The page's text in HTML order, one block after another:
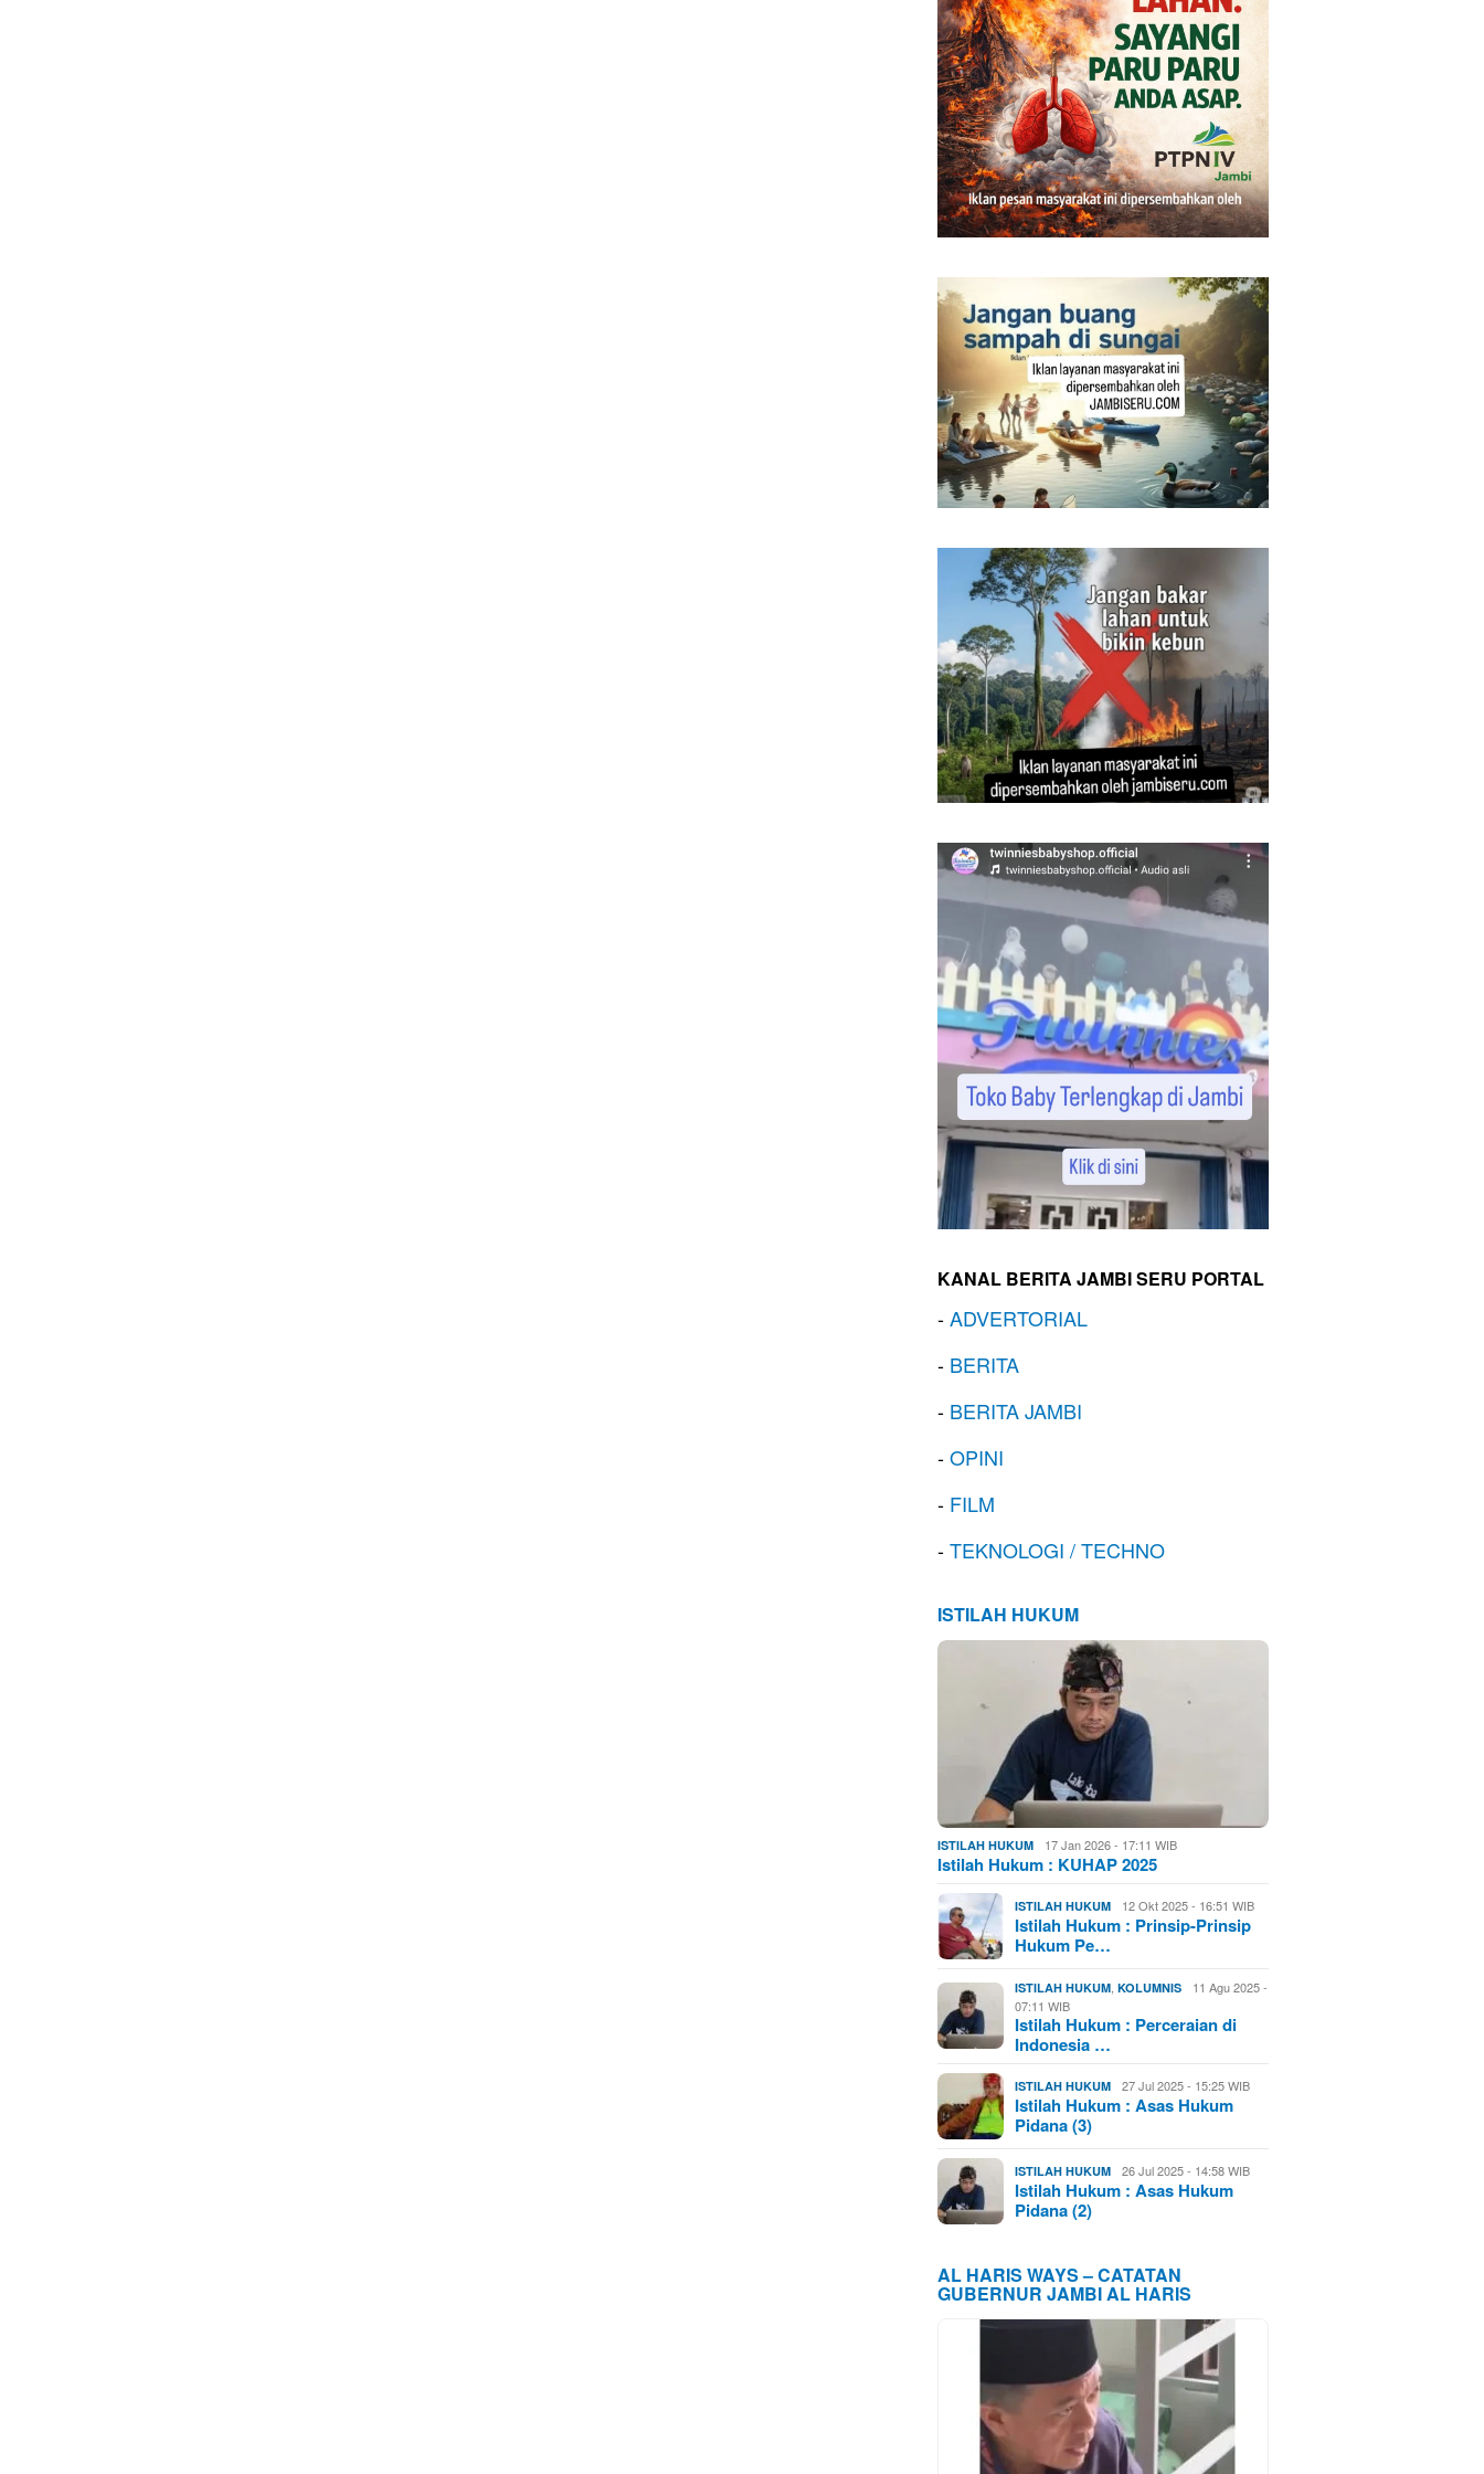
KANAL BERITA JAMBI SERU PORTAL
-ADVERTORIAL
- BERITA
- BERITA JAMBI
-OPINI
- FILM
-TEKNOLOGI / TECHNO
ISTILAH HUKUM
ISTILAH HUKUM 17 Jan 2026 - 17:11 WIB
Istilah Hukum : KUHAP 2025
ISTILAH HUKUM 12 Okt 2025 - 16:51 WIB
Istilah Hukum : Prinsip-Prinsip
Hukum Pe…
ISTILAH HUKUM ,KOLUMNIS
11 Agu 2025 -
07:11 WIB
Istilah Hukum : Perceraian di
Indonesia …
ISTILAH HUKUM 27 Jul 2025 - 15:25 WIB
Istilah Hukum : Asas Hukum
Pidana (3)
ISTILAH HUKUM 26 Jul 2025 - 14:58 WIB
Istilah Hukum : Asas Hukum
Pidana (2)
AL HARIS WAYS – CATATAN
GUBERNUR JAMBI AL HARIS